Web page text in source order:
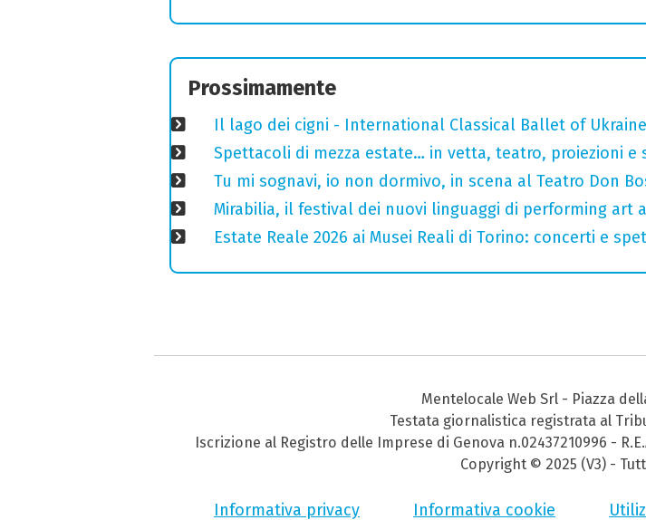
Prossimamente
Il lago dei cigni - International Classical Ballet of
Spettacoli di mezza estate… in vetta, teatro, proiezioni e
Tu mi sognavi, io non dormivo, in scena al Teatro Don
Mirabilia, il festival dei nuovi linguaggi di performing art
Estate Reale 2026 ai Musei Reali di Torino: concerti e
Mentelocale Web Srl - Piazza
Testata giornalistica registrata al
Iscrizione al Registro delle Imprese di Genova n.02437210996 -
Copyright © 2025 (V3) -
Informativa privacy Informativa cookie